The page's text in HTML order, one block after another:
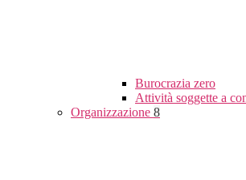
Burocrazia zero
Attività soggette a
Organizzazione 8